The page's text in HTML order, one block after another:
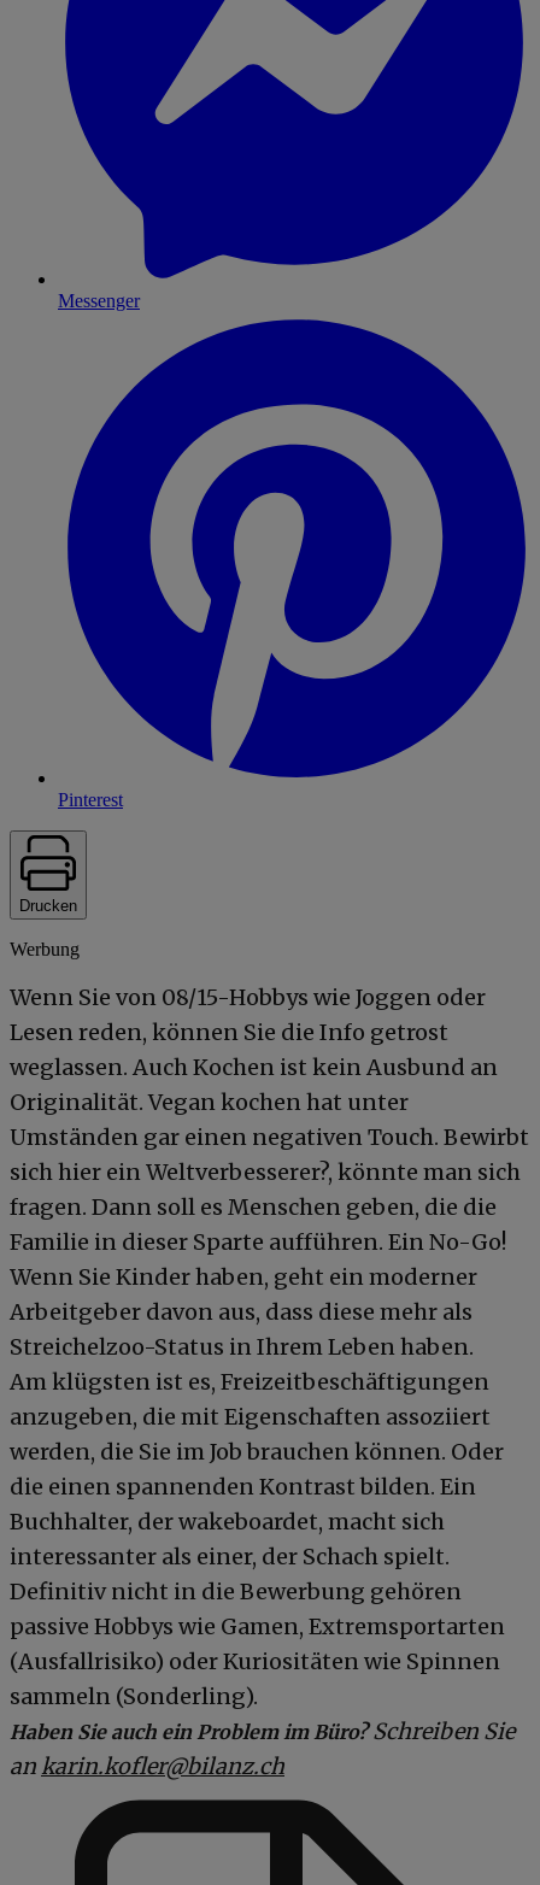
Messenger
Pinterest
Drucken
Werbung
Wenn Sie von 08/15-Hobbys wie Joggen oder
Lesen reden, können Sie die Info getrost
weglassen. Auch Kochen ist kein Ausbund an
Originalität. Vegan kochen hat unter
Umständen gar einen negativen Touch. Bewirbt
sich hier ein Weltverbesserer?, könnte man sich
fragen. Dann soll es Menschen geben, die die
Familie in dieser Sparte aufführen. Ein No-Go!
Wenn Sie Kinder haben, geht ein moderner
Arbeitgeber davon aus, dass diese mehr als
Streichelzoo-Status in Ihrem Leben haben.
Am klügsten ist es, Freizeitbeschäftigungen
anzugeben, die mit Eigenschaften assoziiert
werden, die Sie im Job brauchen können. Oder
die einen spannenden Kontrast bilden. Ein
Buchhalter, der wakeboardet, macht sich
interessanter als einer, der Schach spielt.
Definitiv nicht in die Bewerbung gehören
passive Hobbys wie Gamen, Extremsportarten
(Ausfallrisiko) oder Kuriositäten wie Spinnen
sammeln (Sonderling).
Haben Sie auch ein Problem im Büro? Schreiben Sie
an karin.kofler@bilanz.ch